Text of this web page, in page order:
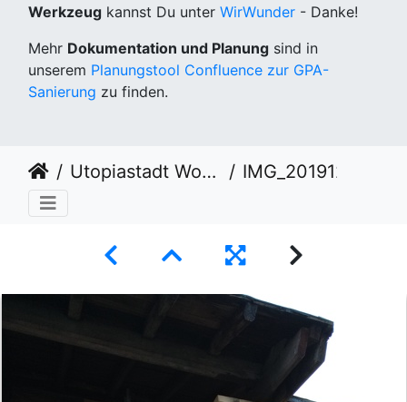
Werkzeug kannst Du unter WirWunder - Danke!
Mehr Dokumentation und Planung sind in
unserem Planungstool Confluence zur GPA-
Sanierung zu finden.
Utopiastadt Workout 28.12.2019 IMG_20191228_161003807.jpg